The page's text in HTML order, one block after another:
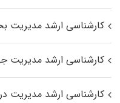
کارشناسی ارشد مدیریت
کارشناسی ارشد مدیریت
کارشناسی ارشد مدیریت